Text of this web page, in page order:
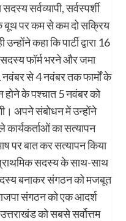
सर्वव्यापी, सर्वस्पर्शी
बूथ पर कम से कम दो सक्रिय
कहा कि पार्टी द्वारा 16
फॉर्म भरने और जमा
नवंबर से 4 नवंबर तक फार्मों के
होने के पश्चात 5 नवंबर को
अपने संबोधन में उन्होंने
का सत्यापन
पर बात कर सत्यापन किया
सदस्य के साथ-साथ
बनाकर संगठन को मजबूत
संगठन को एक आदर्श
को सबसे सर्वोत्तम